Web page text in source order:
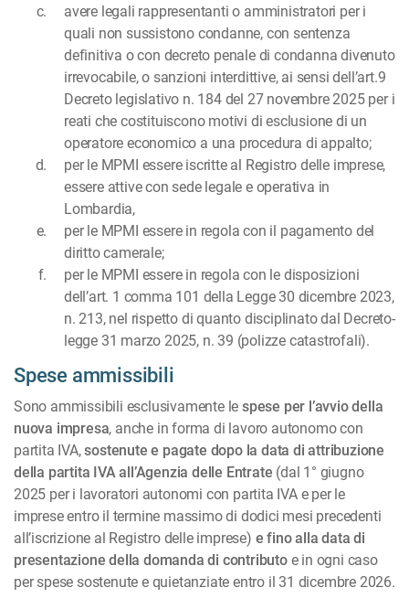
avere legali rappresentanti o amministratori per i
quali non sussistono condanne, con sentenza
definitiva o con decreto penale di condanna divenuto
irrevocabile, o sanzioni interdittive, ai sensi dell’art.9
Decreto legislativo n. 184 del 27 novembre 2025 per i
reati che costituiscono motivi di esclusione di un
operatore economico a una procedura di appalto;
per le MPMI essere iscritte al Registro delle imprese,
essere attive con sede legale e operativa in
Lombardia,
per le MPMI essere in regola con il pagamento del
diritto camerale;
per le MPMI essere in regola con le disposizioni
dell’art. 1 comma 101 della Legge 30 dicembre 2023,
n. 213, nel rispetto di quanto disciplinato dal Decreto-
legge 31 marzo 2025, n. 39 (polizze catastrofali).
Spese ammissibili
Sono ammissibili esclusivamente le spese per l’avvio della
nuova impresa, anche in forma di lavoro autonomo con
partita IVA,sostenute e pagate dopo la data di attribuzione
della partita IVA all’Agenzia delle Entrate (dal 1° giugno
2025 per i lavoratori autonomi con partita IVA e per le
imprese entro il termine massimo di dodici mesi precedenti
all’iscrizione al Registro delle imprese) e fino alla data di
presentazione della domanda di contributoe in ogni caso
per spese sostenute e quietanziate entro il 31 dicembre 2026.